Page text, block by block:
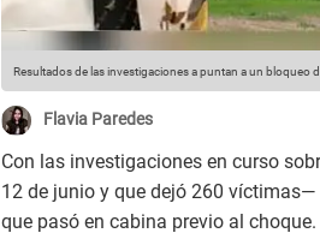
Resultados de las investigaciones a puntan a un bloqueo
Flavia Paredes
Con las investigaciones en curso
12 de junio y que dejó 260
que pasó en cabina previo al